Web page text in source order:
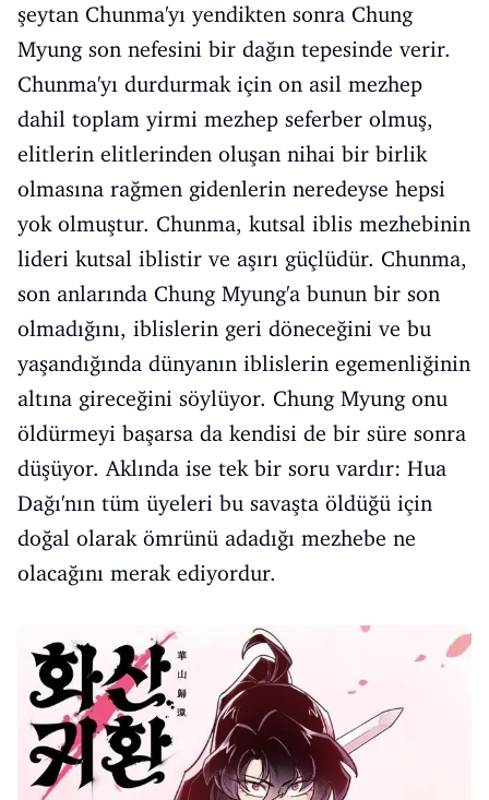
şeytan Chunma'yı yendikten sonra Chung
Myung son nefesini bir dağın tepesinde verir.
Chunma'yı durdurmak için on asil mezhep
dahil toplam yirmi mezhep seferber olmuş,
elitlerin elitlerinden oluşan nihai bir birlik
olmasına rağmen gidenlerin neredeyse hepsi
yok olmuştur. Chunma, kutsal iblis mezhebinin
lideri kutsal iblistir ve aşırı güçlüdür. Chunma,
son anlarında Chung Myung'a bunun bir son
olmadığını, iblislerin geri döneceğini ve bu
yaşandığında dünyanın iblislerin egemenliğinin
altına gireceğini söylüyor. Chung Myung onu
öldürmeyi başarsa da kendisi de bir süre sonra
düşüyor. Aklında ise tek bir soru vardır: Hua
Dağı'nın tüm üyeleri bu savaşta öldüğü için
doğal olarak ömrünü adadığı mezhebe ne
olacağını merak ediyordur.